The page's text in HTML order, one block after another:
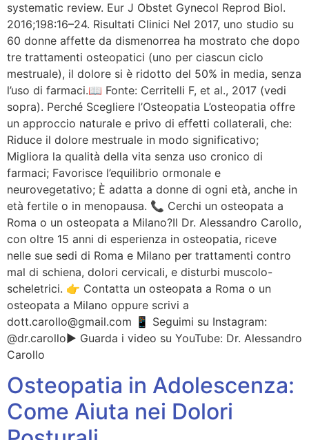
systematic review. Eur J Obstet Gynecol Reprod Biol.
2016;198:16–24. Risultati Clinici Nel 2017, uno studio su
60 donne affette da dismenorrea ha mostrato che dopo
tre trattamenti osteopatici (uno per ciascun ciclo
mestruale), il dolore si è ridotto del 50% in media, senza
l’uso di farmaci.📖 Fonte: Cerritelli F, et al., 2017 (vedi
sopra). Perché Scegliere l’Osteopatia L’osteopatia offre
un approccio naturale e privo di effetti collaterali, che:
Riduce il dolore mestruale in modo significativo;
Migliora la qualità della vita senza uso cronico di
farmaci; Favorisce l’equilibrio ormonale e
neurovegetativo; È adatta a donne di ogni età, anche in
età fertile o in menopausa. 📞 Cerchi un osteopata a
Roma o un osteopata a Milano?Il Dr. Alessandro Carollo,
con oltre 15 anni di esperienza in osteopatia, riceve
nelle sue sedi di Roma e Milano per trattamenti contro
mal di schiena, dolori cervicali, e disturbi muscolo-
scheletrici. 👉 Contatta un osteopata a Roma o un
osteopata a Milano oppure scrivi a
dott.carollo@gmail.com 📱 Seguimi su Instagram:
@dr.carollo▶️ Guarda i video su YouTube: Dr. Alessandro
Carollo
Osteopatia in Adolescenza:
Come Aiuta nei Dolori